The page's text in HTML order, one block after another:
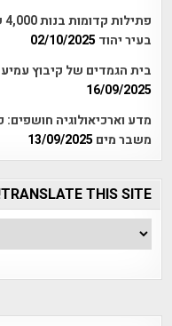
בעיר יהוד 02/10/2025
בית הגמדים של קיבוץ
16/09/2025
מדע וארכיאולוגיה
משבר מים 13/09/2025
TRANSLATE THIS SITE!